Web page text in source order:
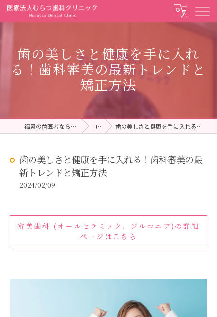
歯の美しさと健康を手に入れ
る！歯科審美の最新トレンドと
矯正方法
福岡の歯医者ならむらつ歯科クリニック コラム 歯の美しさと健康を手に入れる！歯科審美の最新トレンドと矯正方法
歯の美しさと健康を手に入れる！歯科審美の最
新トレンドと矯正方法
2024/02/09
審美歯科 (オールセラミック、ジルコニア)の詳細
ページはこちら